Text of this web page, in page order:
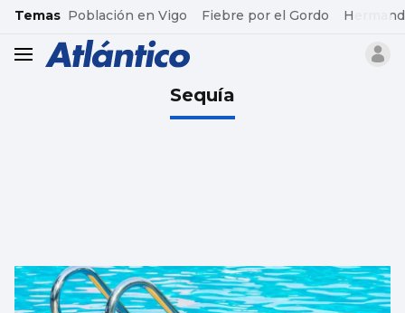
common.go-to-content
Temas Población en Vigo Fiebre por el Gordo
header.menu.open
Sequía